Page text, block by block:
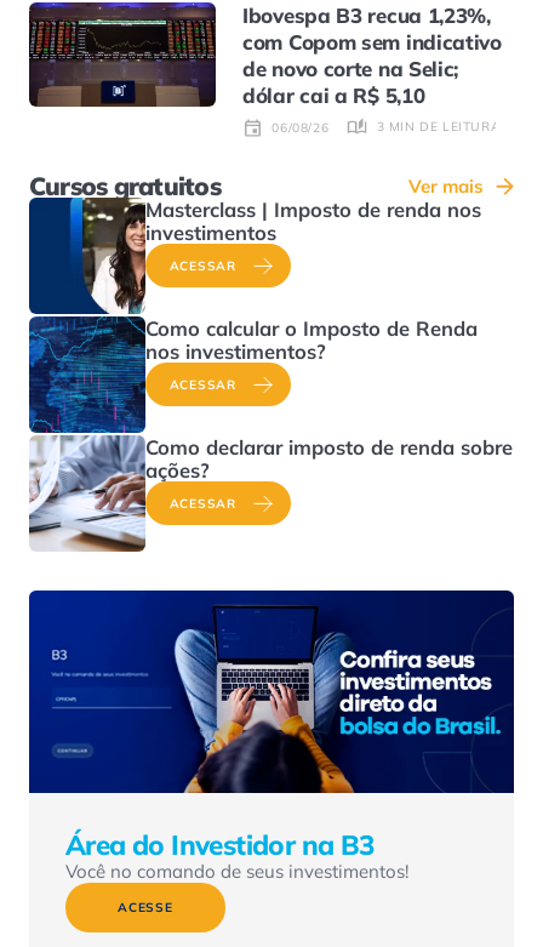
Ibovespa B3 recua 1,23%,
com Copom sem indicativo
de novo corte na Selic;
dólar cai a R$ 5,10
06/08/26 3 MIN DE LEITURA
Cursos gratuitos Ver mais
Masterclass | Imposto de renda nos
investimentos
ACESSAR
Como calcular o Imposto de Renda
nos investimentos?
ACESSAR
Como declarar imposto de renda sobre
ações?
ACESSAR
Área do Investidor na B3
Você no comando de seus investimentos!
ACESSE